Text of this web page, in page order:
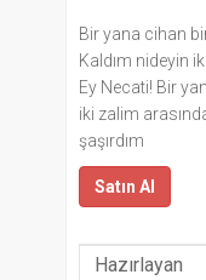
Bir yana cihan
Kaldım nideyin
Ey Necati! Bir
iki zalim
şaşırdım
Satın Al
Hazırlayan